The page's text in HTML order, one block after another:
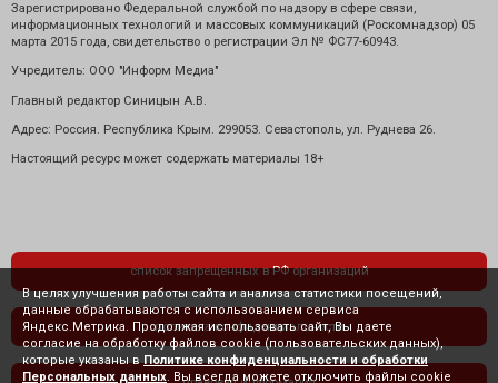
Зарегистрировано Федеральной службой по надзору в сфере связи,
информационных технологий и массовых коммуникаций (Роскомнадзор) 05
марта 2015 года, свидетельство о регистрации Эл № ФС77-60943.
Учредитель: ООО "Информ Медиа"
Главный редактор Синицын А.В.
Адрес: Россия. Республика Крым. 299053. Севастополь, ул. Руднева 26.
Настоящий ресурс может содержать материалы 18+
список запрещенных в РФ организаций
политика конфиденциальности
В целях улучшения работы сайта и анализа статистики посещений,
данные обрабатываются с использованием сервиса
Яндекс.Метрика. Продолжая использовать сайт, Вы даете
согласие на обработку файлов cookie (пользовательских данных),
которые указаны в Политике конфиденциальности и обработки
Персональных данных . Вы всегда можете отключить файлы cookie